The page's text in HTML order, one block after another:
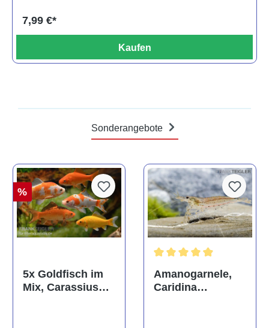
7,99 €*
Kaufen
Sonderangebote
%
5x Goldfisch im
Mix, Carassius
Amanogarnele,
Caridina